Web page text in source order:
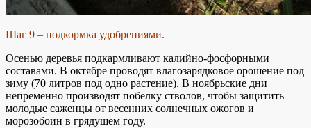
Шаг 9 – подкормка удобрениями.
Осенью деревья подкармливают калийно-фосфорными
составами. В октябре проводят влагозарядковое орошение под
зиму (70 литров под одно растение). В ноябрьские дни
непременно производят побелку стволов, чтобы защитить
молодые саженцы от весенних солнечных ожогов и
морозобоин в грядущем году.